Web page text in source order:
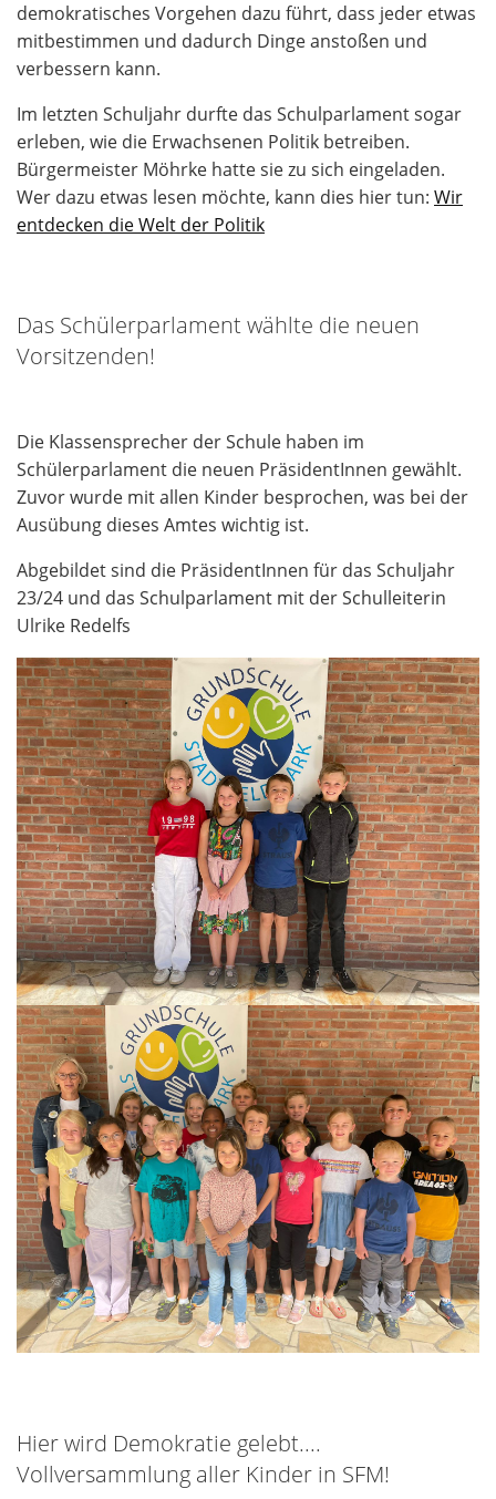
demokratisches Vorgehen dazu führt, dass jeder etwas
mitbestimmen und dadurch Dinge anstoßen und
verbessern kann.
Im letzten Schuljahr durfte das Schulparlament sogar
erleben, wie die Erwachsenen Politik betreiben.
Bürgermeister Möhrke hatte sie zu sich eingeladen.
Wer dazu etwas lesen möchte, kann dies hier tun: Wir
entdecken die Welt der Politik
Das Schülerparlament wählte die neuen
Vorsitzenden!
Die Klassensprecher der Schule haben im
Schülerparlament die neuen PräsidentInnen gewählt.
Zuvor wurde mit allen Kinder besprochen, was bei der
Ausübung dieses Amtes wichtig ist.
Abgebildet sind die PräsidentInnen für das Schuljahr
23/24 und das Schulparlament mit der Schulleiterin
Ulrike Redelfs
Hier wird Demokratie gelebt....
Vollversammlung aller Kinder in SFM!